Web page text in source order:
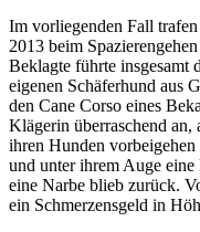
Im vorliegenden Fall
2013 beim
Beklagte führte insgesamt
eigenen Schäferhund aus
den Cane Corso eines
Klägerin überraschend
ihren Hunden
und unter ihrem Auge
eine Narbe blieb zurück.
ein Schmerzensgeld in